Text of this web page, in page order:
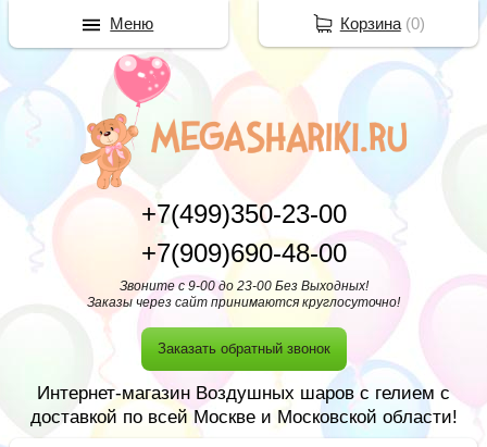
+7(499)350-23-00
+7(909)690-48-00
Звоните с 9-00 до 23-00 Без Выходных!
Заказы через сайт принимаются круглосуточно!
Заказать обратный звонок
Интернет-магазин Воздушных шаров с гелием с
доставкой по всей Москве и Московской области!
Корзина(0)
Меню